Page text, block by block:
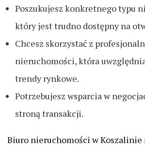
Poszukujesz konkretnego typu
który jest trudno dostępny na
Chcesz skorzystać z
nieruchomości, która
trendy rynkowe.
Potrzebujesz wsparcia w
stroną transakcji.
Biuro nieruchomości w Koszalinie